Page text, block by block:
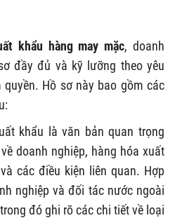
khẩu hàng may mặc, doanh
đầy đủ và kỹ lưỡng theo yêu
Hồ sơ này bao gồm các
khẩu là văn bản quan trọng
doanh nghiệp, hàng hóa xuất
các điều kiện liên quan. Hợp
nghiệp và đối tác nước ngoài
đó ghi rõ các chi tiết về loại